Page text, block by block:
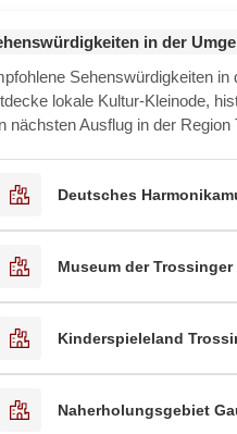
in der
Sehenswürdigkeiten in
lokale Kultur-Kleinode,
nächsten Ausflug in der Region
Deutsches
Museum der
Kinderspieleland
Naherholungsgebiet